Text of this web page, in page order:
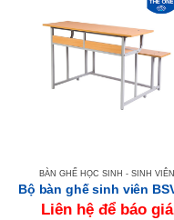
BÀN GHẾ HỌC SINH - SINH VIÊN
Liên hệ để báo giá